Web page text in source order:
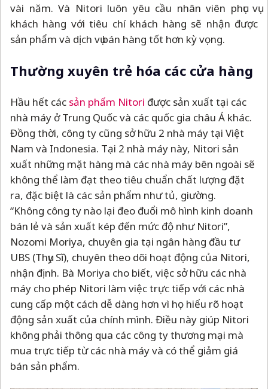
vài năm. Và Nitori luôn yêu cầu nhân viên phục vụ
khách hàng với tiêu chí khách hàng sẽ nhận được
sản phẩm và dịch vụ bán hàng tốt hơn kỳ vọng.
Thường xuyên trẻ hóa các cửa hàng
Hầu hết các sản phẩm Nitori được sản xuất tại các
nhà máy ở Trung Quốc và các quốc gia châu Á khác.
Đồng thời, công ty cũng sở hữu 2 nhà máy tại Việt
Nam và Indonesia. Tại 2 nhà máy này, Nitori sản
xuất những mặt hàng mà các nhà máy bên ngoài sẽ
không thể làm đạt theo tiêu chuẩn chất lượng đặt
ra, đặc biệt là các sản phẩm như tủ, giường.
“Không công ty nào lại đeo đuổi mô hình kinh doanh
bán lẻ và sản xuất kép đến mức độ như Nitori”,
Nozomi Moriya, chuyên gia tại ngân hàng đầu tư
UBS (Thụy Sĩ), chuyên theo dõi hoạt động của Nitori,
nhận định. Bà Moriya cho biết, việc sở hữu các nhà
máy cho phép Nitori làm việc trực tiếp với các nhà
cung cấp một cách dễ dàng hơn vì họ hiểu rõ hoạt
động sản xuất của chính mình. Điều này giúp Nitori
không phải thông qua các công ty thương mại mà
mua trực tiếp từ các nhà máy và có thể giảm giá
bán sản phẩm.